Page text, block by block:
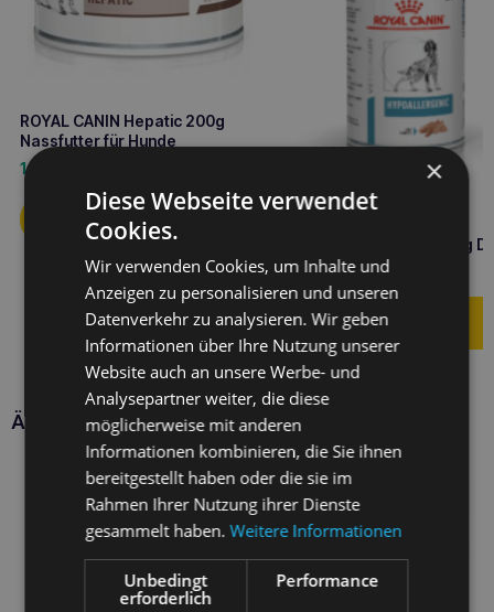
ROYAL CANIN Hepatic 200g
Nassfutter für Hunde
1,80
hypoallergen Hund 400g
4,00€
Ähnliche Produkte
×
Diese Webseite verwendet
Cookies.
Wir verwenden Cookies, um Inhalte und
Anzeigen zu personalisieren und unseren
Datenverkehr zu analysieren. Wir geben
Informationen über Ihre Nutzung unserer
Website auch an unsere Werbe- und
Analysepartner weiter, die diese
möglicherweise mit anderen
Informationen kombinieren, die Sie ihnen
bereitgestellt haben oder die sie im
Rahmen Ihrer Nutzung ihrer Dienste
gesammelt haben.Weitere Informationen
Unbedingt
erforderlich
Performance